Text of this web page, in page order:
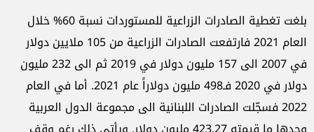
بلغت تغطية الصادرات الزراعية للمستوردات نسبة 60% خلال
العام 2021 فارتفعت الصادرات الزراعية من 105 ملايين دولار
في 2007 الى 157 مليون دولار في 2019 ثم الى 232 مليون
دولار في 2020 فـ498 مليون دولاراً عام 2021. أما في العام
2022 فسجّلت الصادرات اللبنانية الى مجموعة الدول العربية